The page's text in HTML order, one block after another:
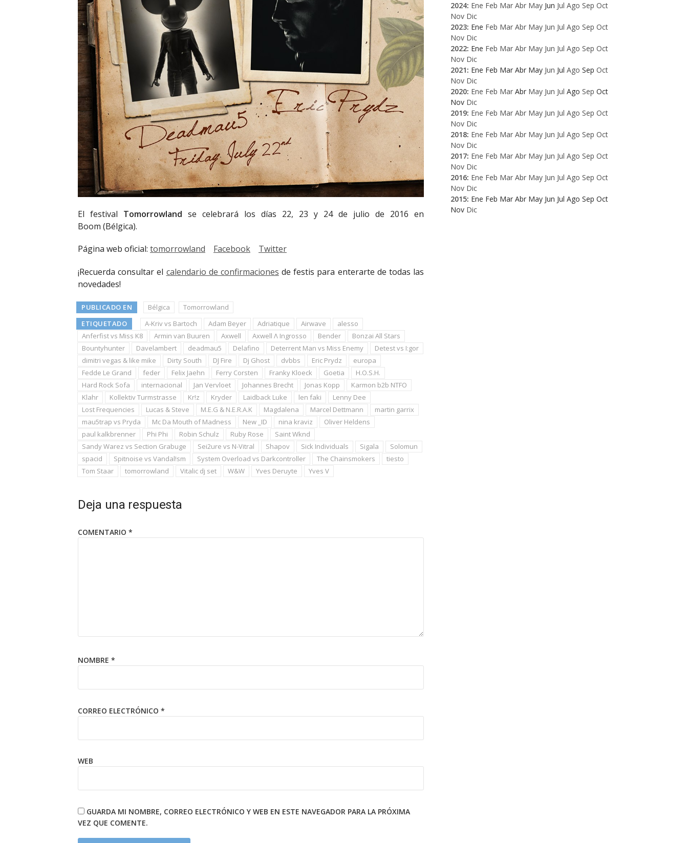
El festival Tomorrowland se celebrará los días 22, 23 y 24 de julio de 2016 en
Boom (Bélgica).
Página web oficial: tomorrowland Facebook Twitter
¡Recuerda consultar el calendario de confirmaciones de festis para enterarte de todas las
novedades!
PUBLICADO EN Bélgica
Tomorrowland
ETIQUETADO
A-Kriv vs Bartoch Adam Beyer Adriatique Airwave
alesso
Anferfist vs Miss K8
Armin van Buuren Axwell Axwell Λ Ingrosso Bender
Bonzai All Stars
Bountyhunter
Davelambert deadmau5 Delafino Deterrent Man vs Miss Enemy
Detest vs I:gor
dimitri vegas & like mike
Dirty South DJ Fire Dj Ghost dvbbs Eric Prydz
europa
Fedde Le Grand
feder Felix Jaehn Ferry Corsten Franky Kloeck Goetia
H.O.S.H.
Hard Rock Sofa
internacional Jan Vervloet Johannes Brecht Jonas Kopp
Karmon b2b NTFO
Klahr
Kollektiv Turmstrasse Kr!z Kryder Laidback Luke len faki
Lenny Dee
Lost Frequencies
Lucas & Steve M.E.G & N.E.R.A.K Magdalena Marcel Dettmann
martin garrix
mau5trap vs Pryda
Mc Da Mouth of Madness New _ID nina kraviz
Oliver Heldens
paul kalkbrenner
Phi Phi Robin Schulz Ruby Rose
Saint Wknd
Sandy Warez vs Section Grabuge
Sei2ure vs N-Vitral Shapov Sick Individuals Sigala
Solomun
spacid
Spitnoise vs Vandal!sm System Overload vs Darkcontroller The Chainsmokers
tiesto
Tom Staar
tomorrowland Vitalic dj set W&W Yves Deruyte Yves V
Deja una respuesta
COMENTARIO *
NOMBRE *
CORREO ELECTRÓNICO *
WEB
GUARDA MI NOMBRE, CORREO ELECTRÓNICO Y WEB EN ESTE NAVEGADOR PARA LA PRÓXIMA
VEZ QUE COMENTE.
2024: Ene Feb Mar Abr May Jun Jul Ago Sep Oct
Nov Dic
2023: Ene Feb Mar Abr May Jun Jul Ago Sep Oct
Nov Dic
2022: Ene Feb Mar Abr May Jun Jul Ago Sep Oct
Nov Dic
2021: Ene Feb Mar Abr May Jun Jul Ago Sep Oct
Nov Dic
2020: Ene Feb Mar Abr May Jun Jul Ago Sep Oct
Nov Dic
2019: Ene Feb Mar Abr May Jun Jul Ago Sep Oct
Nov Dic
2018: Ene Feb Mar Abr May Jun Jul Ago Sep Oct
Nov Dic
2017: Ene Feb Mar Abr May Jun Jul Ago Sep Oct
Nov Dic
2016: Ene Feb Mar Abr May Jun Jul Ago Sep Oct
Nov Dic
2015: Ene Feb Mar Abr May Jun Jul Ago Sep Oct
Nov Dic